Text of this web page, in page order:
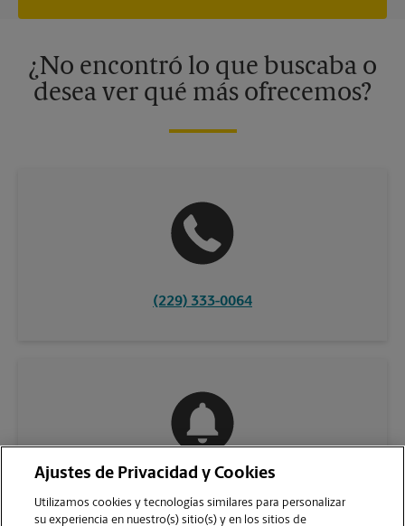
¿No encontró lo que buscaba o
desea ver qué más ofrecemos?
(229) 333-0064
Ajustes de Privacidad y Cookies
Utilizamos cookies y tecnologías similares para personalizar
su experiencia en nuestro(s) sitio(s) y en los sitios de